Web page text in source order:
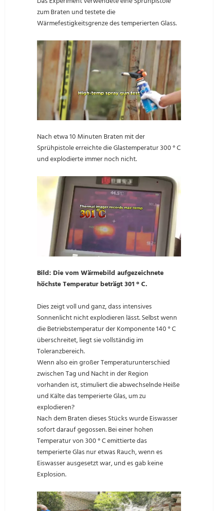
zum Braten und testete die
Wärmefestigkeitsgrenze des temperierten Glass.
Nach etwa 10 Minuten Braten mit der
Sprühpistole erreichte die Glastemperatur 300 ° C
und explodierte immer noch nicht.
Bild: Die vom Wärmebild aufgezeichnete
höchste Temperatur beträgt 301 ° C.
Dies zeigt voll und ganz, dass intensives
Sonnenlicht nicht explodieren lässt. Selbst wenn
die Betriebstemperatur der Komponente 140 ° C
überschreitet, liegt sie vollständig im
Toleranzbereich.
Wenn also ein großer Temperaturunterschied
zwischen Tag und Nacht in der Region
vorhanden ist, stimuliert die abwechselnde Heiße
und Kälte das temperierte Glas, um zu
explodieren?
Nach dem Braten dieses Stücks wurde Eiswasser
sofort darauf gegossen. Bei einer hohen
Temperatur von 300 ° C emittierte das
temperierte Glas nur etwas Rauch, wenn es
Eiswasser ausgesetzt war, und es gab keine
Explosion.